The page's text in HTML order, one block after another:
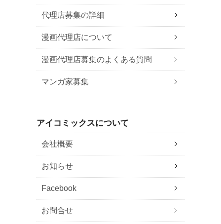
代理店募集の詳細
漫画代理店について
漫画代理店募集のよくある質問
マンガ家募集
アイコミックスについて
会社概要
お知らせ
Facebook
お問合せ